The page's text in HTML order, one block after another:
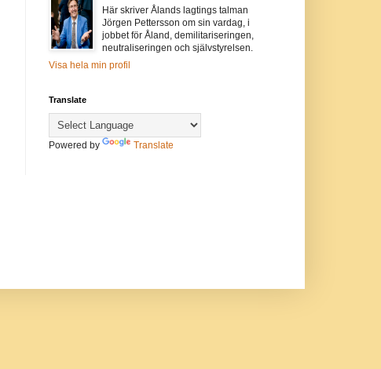
Här skriver Ålands lagtings talman
Jörgen Pettersson om sin vardag, i
jobbet för Åland, demilitariseringen,
neutraliseringen och självstyrelsen.
Visa hela min profil
Translate
Powered by Translate